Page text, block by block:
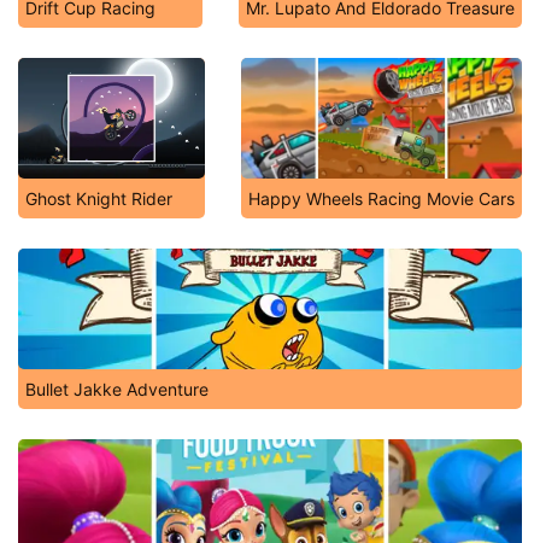
Drift Cup Racing Mr. Lupato And Eldorado Treasure
Ghost Knight Rider Happy Wheels Racing Movie Cars
Bullet Jakke Adventure